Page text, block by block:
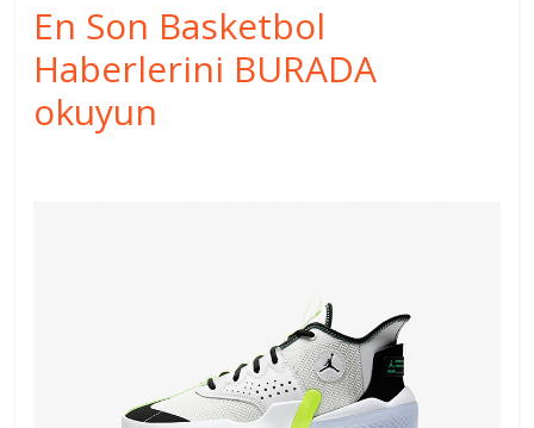
En Son Basketbol
Haberlerini BURADA
okuyun